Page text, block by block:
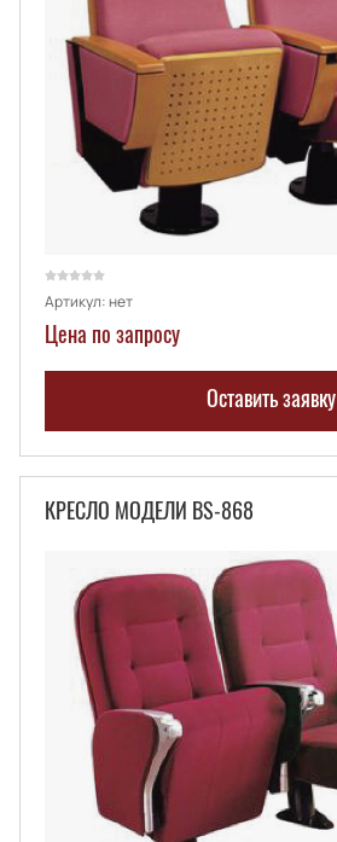
Артикул:нет
Цена по запросу
Оставить заявку
КРЕСЛО МОДЕЛИ BS-868